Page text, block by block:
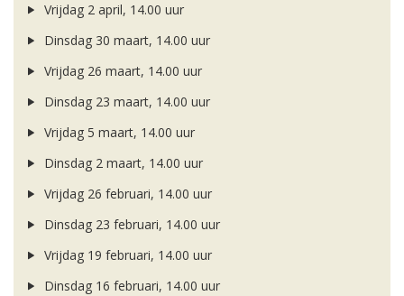
Vrijdag 2 april, 14.00 uur
Dinsdag 30 maart, 14.00 uur
Vrijdag 26 maart, 14.00 uur
Dinsdag 23 maart, 14.00 uur
Vrijdag 5 maart, 14.00 uur
Dinsdag 2 maart, 14.00 uur
Vrijdag 26 februari, 14.00 uur
Dinsdag 23 februari, 14.00 uur
Vrijdag 19 februari, 14.00 uur
Dinsdag 16 februari, 14.00 uur